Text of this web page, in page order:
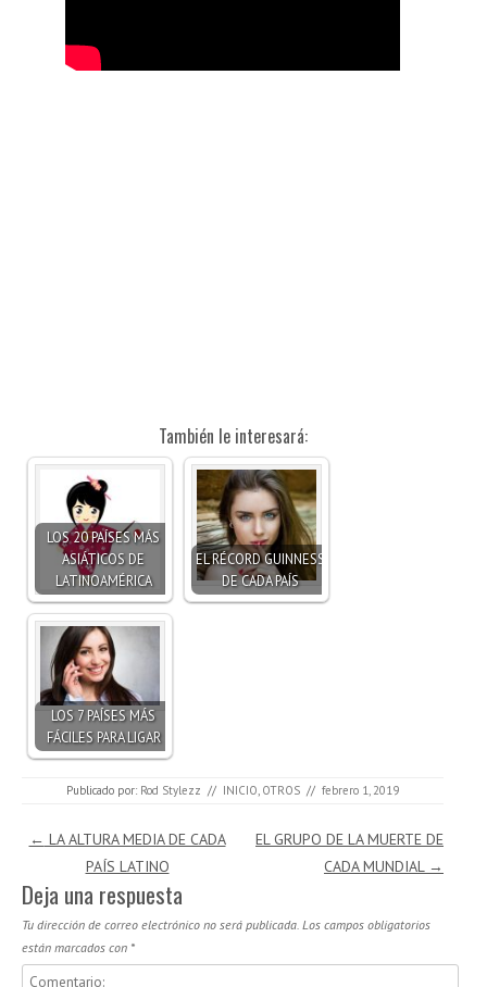
También le interesará:
LOS 20 PAÍSES MÁS
ASIÁTICOS DE
LATINOAMÉRICA
EL RÉCORD GUINNESS
DE CADA PAÍS
LOS 7 PAÍSES MÁS
FÁCILES PARA LIGAR
Publicado por: Rod Stylezz // INICIO OTROS // febrero 1, 2019
Navegación de entradas
← LA ALTURA MEDIA DE CADA
PAÍS LATINO
EL GRUPO DE LA MUERTE DE
CADA MUNDIAL →
Deja una respuesta
Tu dirección de correo electrónico no será publicada. Los campos obligatorios
están marcados con *